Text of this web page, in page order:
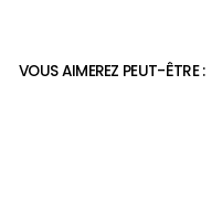
VOUS AIMEREZ PEUT-ÊTRE :